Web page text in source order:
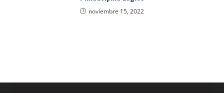
noviembre 15, 2022